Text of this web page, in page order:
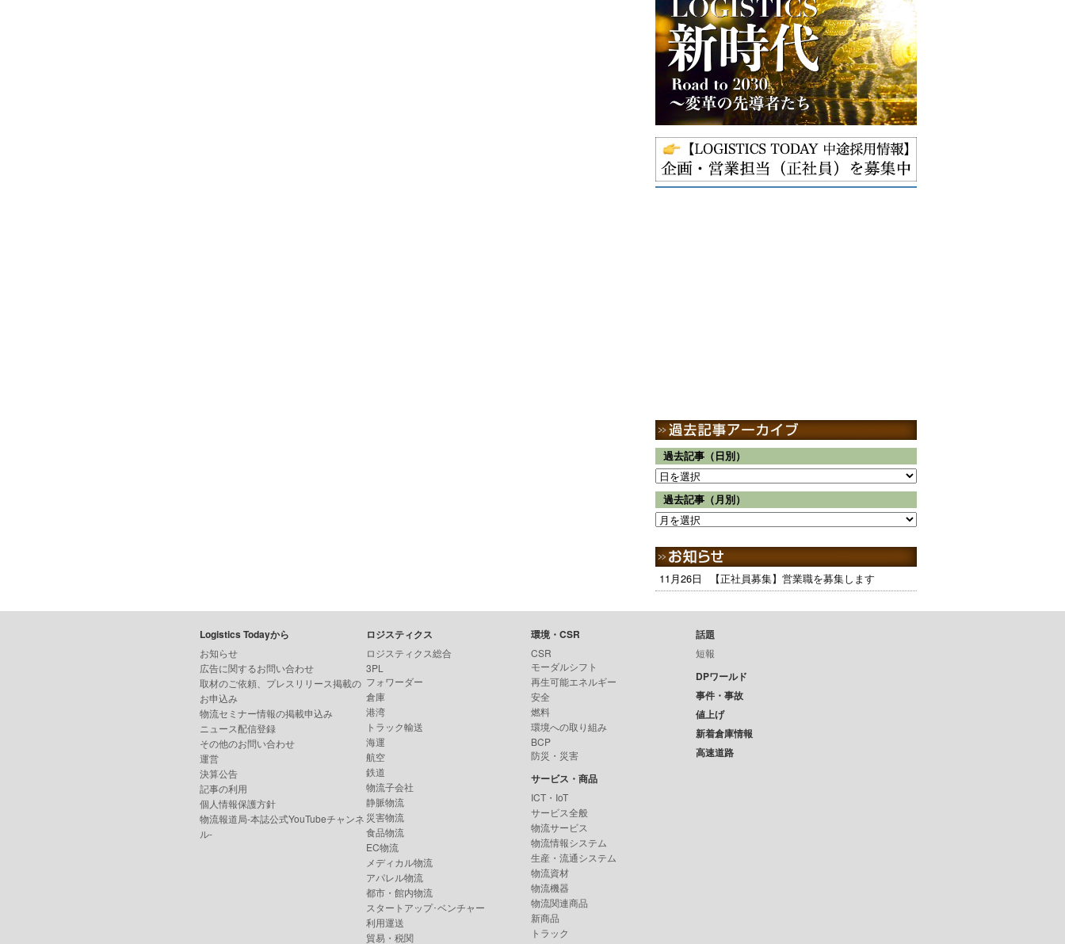
過去記事（日別）
過去記事（月別）
11月26日 【正社員募集】営業職を募集します
Logistics Todayから
お知らせ
広告に関するお問い合わせ
取材のご依頼、プレスリリース掲載の
お申込み
物流セミナー情報の掲載申込み
ニュース配信登録
その他のお問い合わせ
運営
決算公告
記事の利用
個人情報保護方針
物流報道局-本誌公式YouTubeチャンネ
ル-
ロジスティクス
ロジスティクス総合
3PL
フォワーダー
倉庫
港湾
トラック輸送
海運
航空
鉄道
物流子会社
静脈物流
災害物流
食品物流
EC物流
メディカル物流
アパレル物流
都市・館内物流
スタートアップ･ベンチャー
利用運送
貿易・税関
環境・CSR
CSR
モーダルシフト
再生可能エネルギー
安全
燃料
環境への取り組み
BCP
防災・災害
サービス・商品
ICT・IoT
サービス全般
物流サービス
物流情報システム
生産・流通システム
物流資材
物流機器
物流関連商品
新商品
トラック
話題
短報
DPワールド
事件・事故
値上げ
新着倉庫情報
高速道路